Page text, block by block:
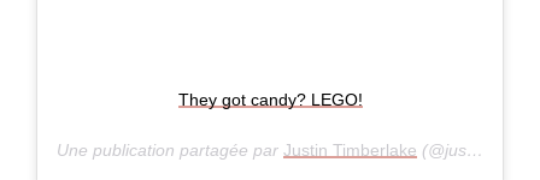
They got candy? LEGO!
Une publication partagée par Justin Timberlake (@justintimberlake) le